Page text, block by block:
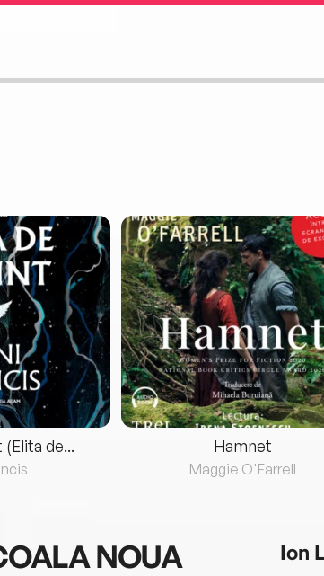
de... Hamnet
Maggie O'Farrell
NOUA
Ion